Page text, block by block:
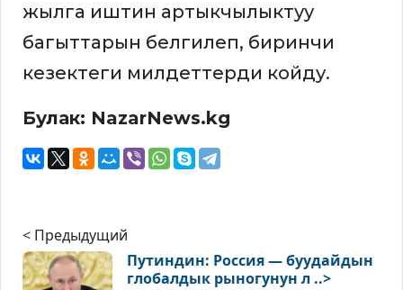
жылга иштин артыкчылыктуу
багыттарын белгилеп, биринчи
кезектеги милдеттерди койду.
Булак: NazarNews.kg
< Предыдущий
Путиндин: Россия — буудайдын
глобалдык рыногунун л ..>